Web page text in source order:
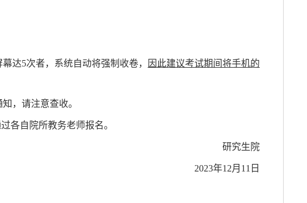
达5次者，系统自动将强制收卷，
因此建议考试期间将手机的
，请注意查收。
各自院所教务老师报名。
究生院
2023年12月 11 日